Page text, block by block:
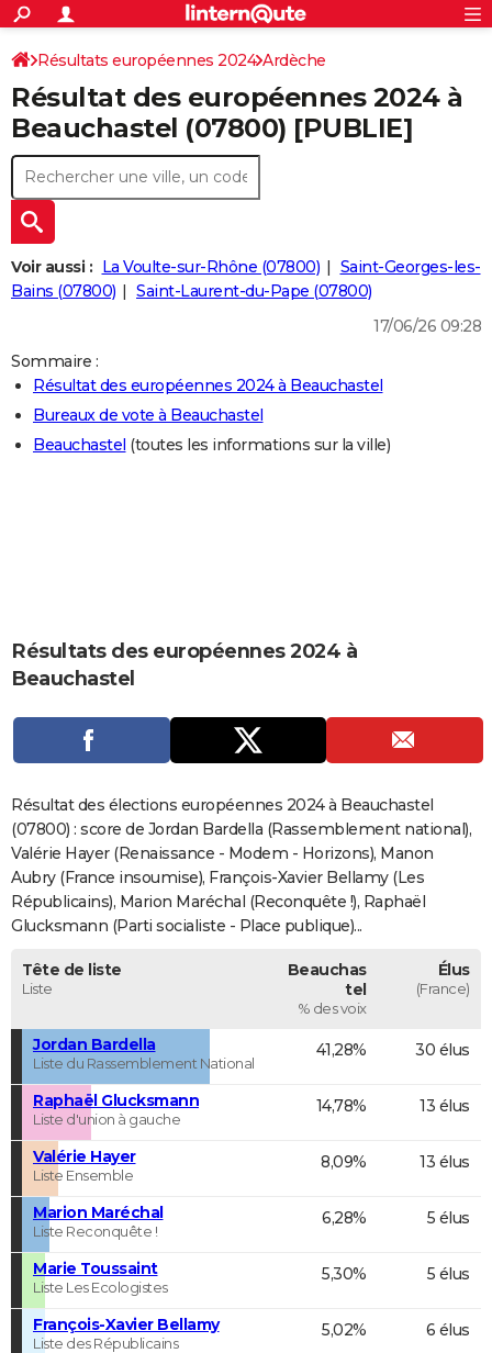
ACTUALITÉS
Politique
Société
Faits Divers
Education
Monde
Villes
+
SPORT
Coupe du monde 2026
Football
Tennis
Cyclisme
Rugby
Forum
Programme TV
TNT
Streaming
Cinéma
Sorties cinéma
Musique
+
FINANCE
Retraite
Impôts
Epargne
Immobilier
Risques naturels par ville
Banque
Assurance
Crédit
AUTO
Essais
Réserver un essai
Citadines
Berlines
SUV
Forum auto
+
HIGH-TECH
Mobiles
Meilleur smartphone
Internet
Ordinateurs
Jeux vidéo
Guide high-tech
+
BRICOLAGE
Guides de France
Escapades
Patrimoine
Expositions
Musées
Week-end nature
LIFESTYLE
Art de vivre
Bien-être
Loisirs
Mode
Modes de vie
CARTE DE VOEUX
Carte de Noël
Carte Bonne année
Carte Saint-Valentin
Carte Pâques
Carte d'anniversaire
Dictionnaire
Biographies
Expressions
Proverbes
PROGRAMME TV
S'inscrire
Se connecter
Lycées
Collèges
Primaires
Universités
Entreprises
Service militaire
Avis de recherche
AVIS DE DÉCÈS
FORUM
Bricolage
Lifestyle
Culture
SportAuto
Television
Voyage
Cinema
S'inscrire
Connexion
Résultats européennes 2024 Ardèche
Résultat des européennes 2024 à
Beauchastel (07800) [PUBLIE]
Voir aussi : La Voulte-sur-Rhône (07800)
Saint-Georges-les-
Bains (07800)
Saint-Laurent-du-Pape (07800)
17/06/26 09:28
Sommaire :
Résultat des européennes 2024 à Beauchastel
Bureaux de vote à Beauchastel
Beauchastel (toutes les informations sur la ville)
Résultats des européennes 2024 à
Beauchastel
Résultat des élections européennes 2024 à Beauchastel
(07800) : score de Jordan Bardella (Rassemblement national),
Valérie Hayer (Renaissance - Modem - Horizons), Manon
Aubry (France insoumise), François-Xavier Bellamy (Les
Républicains), Marion Maréchal (Reconquête !), Raphaël
Glucksmann (Parti socialiste - Place publique)...
Tête de liste
Liste
Beauchas
tel
% des voix
Élus
(France)
Jordan Bardella
Liste du Rassemblement National
41,28% 30 élus
Raphaël Glucksmann
Liste d'union à gauche
14,78% 13 élus
Valérie Hayer
Liste Ensemble
8,09% 13 élus
Marion Maréchal
Liste Reconquête !
6,28% 5 élus
Marie Toussaint
Liste Les Ecologistes
5,30% 5 élus
François-Xavier Bellamy
Liste des Républicains
5,02% 6 élus